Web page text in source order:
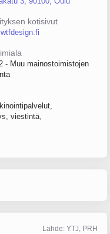
kotisivut
- Muu mainostoimistojen
viestintä,
Lähde: YTJ, PRH